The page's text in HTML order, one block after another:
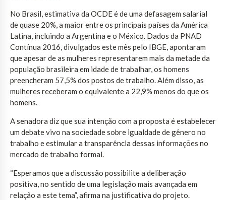
No Brasil, estimativa da OCDE é de uma defasagem salarial
de quase 20%, a maior entre os principais países da América
Latina, incluindo a Argentina e o México. Dados da PNAD
Contínua 2016, divulgados este mês pelo IBGE, apontaram
que apesar de as mulheres representarem mais da metade da
população brasileira em idade de trabalhar, os homens
preencheram 57,5% dos postos de trabalho. Além disso, as
mulheres receberam o equivalente a 22,9% menos do que os
homens.
A senadora diz que sua intenção com a proposta é estabelecer
um debate vivo na sociedade sobre igualdade de gênero no
trabalho e estimular a transparência dessas informações no
mercado de trabalho formal.
“Esperamos que a discussão possibilite a deliberação
positiva, no sentido de uma legislação mais avançada em
relação a este tema”, afirma na justificativa do projeto.